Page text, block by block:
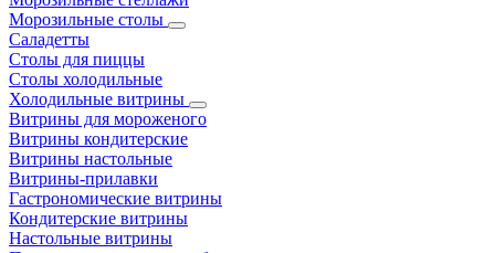
Морозильные столы
Саладетты
Столы для пиццы
Столы холодильные
Холодильные витрины
Витрины для мороженого
Витрины кондитерские
Витрины настольные
Витрины-прилавки
Гастрономические витрины
Кондитерские витрины
Настольные витрины